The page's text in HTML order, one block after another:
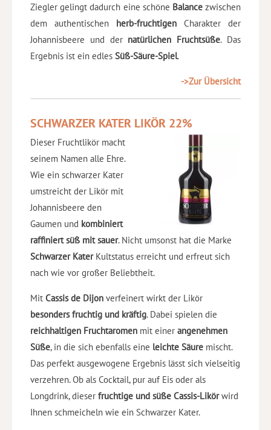
Ziegler gelingt dadurch eine schöne Balancezwischen
dem authentischen herb-fruchtigen Charakter der
Johannisbeere und der natürlichen Fruchtsüße. Das
Ergebnis ist ein edles Süß-Säure-Spiel.
->Zur Übersicht
SCHWARZER KATER LIKÖR 22%
Dieser Fruchtlikör macht
seinem Namen alle Ehre.
Wie ein schwarzer Kater
umstreicht der Likör mit
Johannisbeere den
Gaumen und kombiniert
raffiniert süß mit sauer. Nicht umsonst hat die Marke
Schwarzer KaterKultstatus erreicht und erfreut sich
nach wie vor großer Beliebtheit.
Mit Cassis de Dijon verfeinert wirkt der Likör
besonders fruchtig und kräftig. Dabei spielen die
reichhaltigen Fruchtaromen mit einer angenehmen
Süße, in die sich ebenfalls eine leichte Säure mischt.
Das perfekt ausgewogene Ergebnis lässt sich vielseitig
verzehren. Ob als Cocktail, pur auf Eis oder als
Longdrink, dieser fruchtige und süße Cassis-Likörwird
Ihnen schmeicheln wie ein Schwarzer Kater.